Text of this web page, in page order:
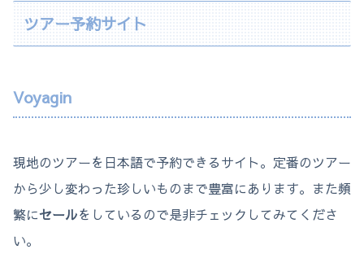
ツアー予約サイト
Voyagin
現地のツアーを日本語で予約できるサイト。定番のツアー
から少し変わった珍しいものまで豊富にあります。また頻
繁にセールをしているので是非チェックしてみてくださ
い。